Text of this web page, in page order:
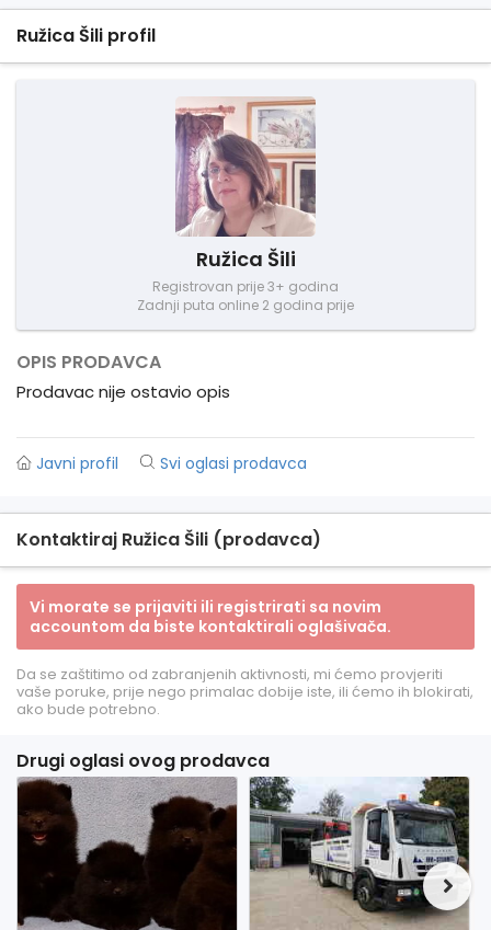
Ružica Šili profil
Ružica Šili
Registrovan prije 3+ godina
Zadnji puta online 2 godina prije
OPIS PRODAVCA
Prodavac nije ostavio opis
Javni profil Svi oglasi prodavca
Kontaktiraj Ružica Šili (prodavca)
Vi morate se prijaviti ili registrirati sa novim
accountom da biste kontaktirali oglašivača.
Da se zaštitimo od zabranjenih aktivnosti, mi ćemo provjeriti
vaše poruke, prije nego primalac dobije iste, ili ćemo ih blokirati,
ako bude potrebno.
Drugi oglasi ovog prodavca